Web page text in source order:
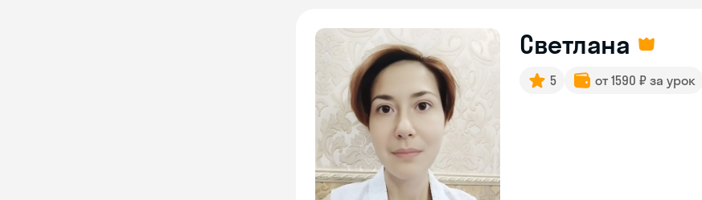
Светлана
5 от 1590 ₽ за урок